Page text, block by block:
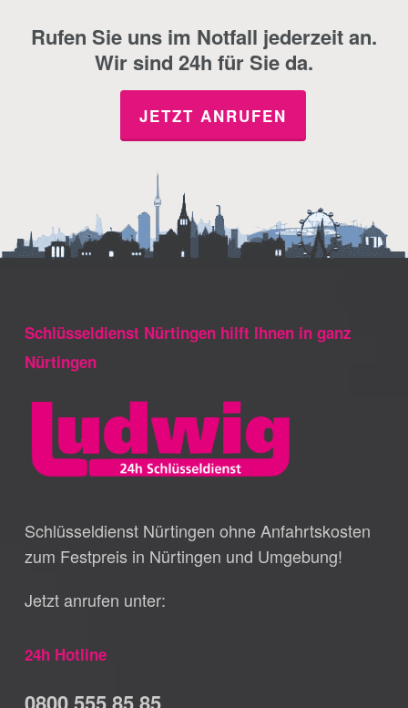
Rufen Sie uns im Notfall jederzeit an.
Wir sind 24h für Sie da.
JETZT ANRUFEN
Schlüsseldienst Nürtingen hilft Ihnen in ganz
Nürtingen
Schlüsseldienst Nürtingen ohne Anfahrtskosten
zum Festpreis in Nürtingen und Umgebung!
Jetzt anrufen unter:
24h Hotline